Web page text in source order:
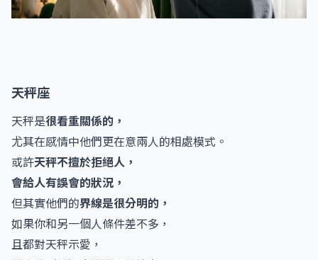
天秤座
天秤是很看重關係的，
尤其在感情中他們更在意兩人的相處模式。
或許天秤不擅於拒絕人，
會給人有誤會的狀況，
但其實他們的界線是很分明的，
如果你和另一個人條件差不多，
且都對天秤示愛，